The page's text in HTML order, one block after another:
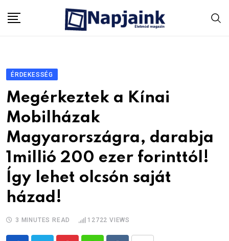
ÉRDEKESSÉG
Megérkeztek a Kínai
Mobilházak
Magyarországra, darabja
1millió 200 ezer forinttól!
Így lehet olcsón saját
házad!
3 MINUTES READ 12722 VIEWS